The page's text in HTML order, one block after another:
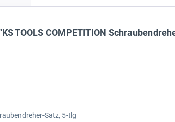
TOOLS COMPETITION
Satz, 5-tlg